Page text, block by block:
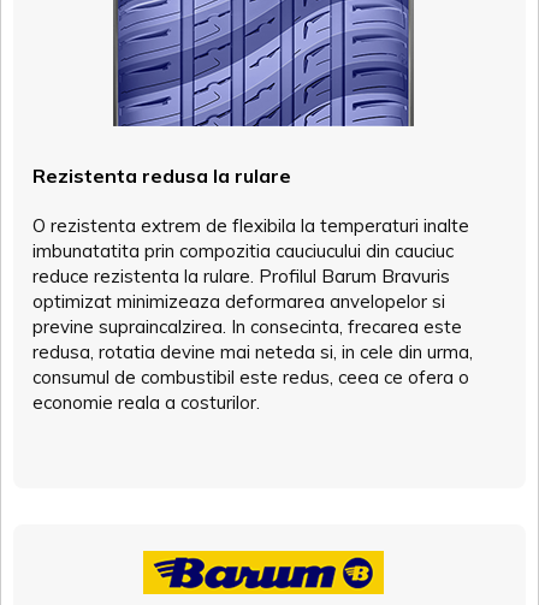
Rezistenta redusa la rulare
O rezistenta extrem de flexibila la temperaturi inalte
imbunatatita prin compozitia cauciucului din cauciuc
reduce rezistenta la rulare. Profilul Barum Bravuris
optimizat minimizeaza deformarea anvelopelor si
previne supraincalzirea. In consecinta, frecarea este
redusa, rotatia devine mai neteda si, in cele din urma,
consumul de combustibil este redus, ceea ce ofera o
economie reala a costurilor.